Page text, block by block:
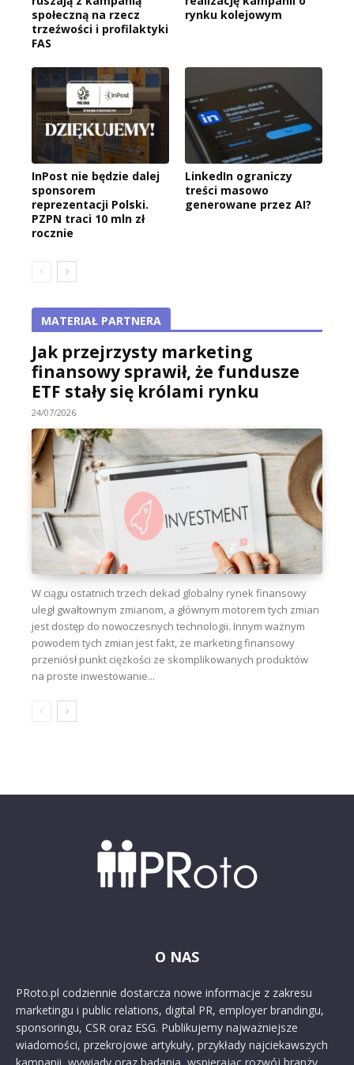
społeczną na rzecz
trzeźwości i profilaktyki
FAS
rynku kolejowym
InPost nie będzie dalej
sponsorem
reprezentacji Polski.
PZPN traci 10 mln zł
rocznie
LinkedIn ograniczy
treści masowo
generowane przez AI?
MATERIAŁ PARTNERA
Jak przejrzysty marketing
finansowy sprawił, że fundusze
ETF stały się królami rynku
24/07/2026
W ciągu ostatnich trzech dekad globalny rynek finansowy
uległ gwałtownym zmianom, a głównym motorem tych zmian
jest dostęp do nowoczesnych technologii. Innym ważnym
powodem tych zmian jest fakt, że marketing finansowy
przeniósł punkt ciężkości ze skomplikowanych produktów
na proste inwestowanie...
O NAS
PRoto.pl codziennie dostarcza nowe informacje z zakresu
marketingu i public relations, digital PR, employer brandingu,
sponsoringu, CSR oraz ESG. Publikujemy najważniejsze
wiadomości, przekrojowe artykuły, przykłady najciekawszych